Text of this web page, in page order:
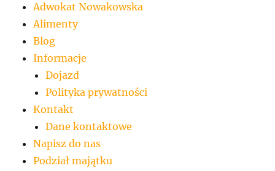
Adwokat Nowakowska
Alimenty
Blog
Informacje
Dojazd
Polityka prywatności
Kontakt
Dane kontaktowe
Napisz do nas
Podział majątku